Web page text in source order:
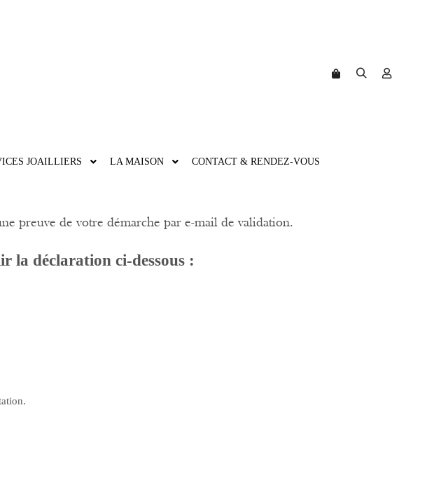
JOAILLIERS LA MAISON CONTACT & RENDEZ-VOUS
preuve de votre démarche par e-mail de validation.
la déclaration ci-dessous :